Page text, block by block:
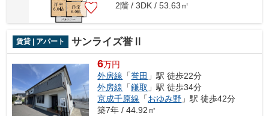
2階 / 3DK / 53.63㎡
賃貸 | アパート サンライズ誉Ⅱ
6万円
外房線 「誉田 」駅 徒歩22分
外房線 「鎌取 」駅 徒歩34分
京成千原線 「おゆみ野 」駅 徒歩42分
築7年 / 44.92㎡